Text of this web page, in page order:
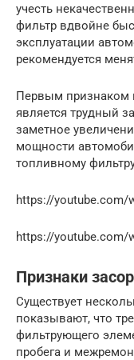
учесть
фильтр вдвойне
эксплуатации
рекомендуется
Первым признаком
является трудный
заметное
мощности
топливному
https://youtube.com/
https://youtube.com/
Признаки
Существует
показывают, что
фильтрующего
пробега и